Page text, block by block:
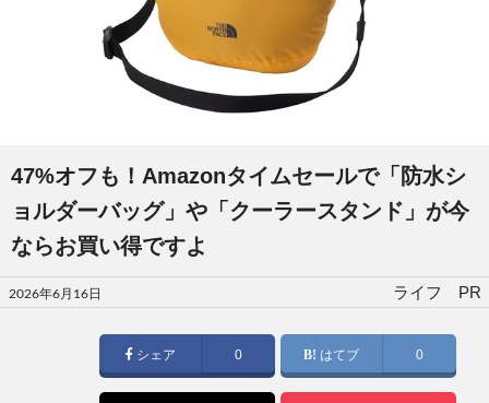
47%オフも！Amazonタイムセールで「防水シ
ョルダーバッグ」や「クーラースタンド」が今
ならお買い得ですよ
投
稿
2026年6月16日 ライフ PR
シェア 0 はてブ 0